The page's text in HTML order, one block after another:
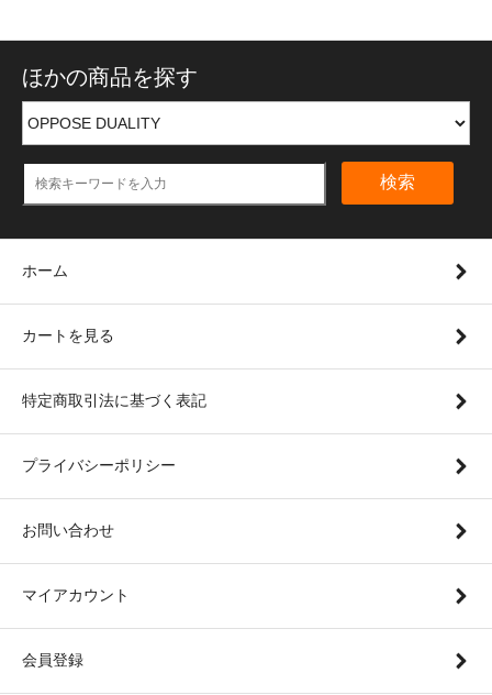
ほかの商品を探す
検索
ホーム
カートを見る
特定商取引法に基づく表記
プライバシーポリシー
お問い合わせ
マイアカウント
会員登録